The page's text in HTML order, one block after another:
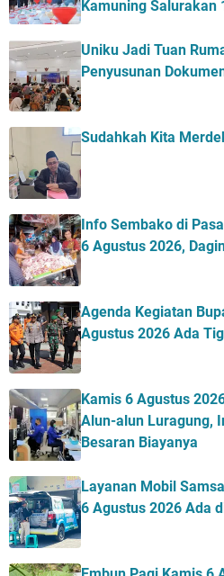
Kamuning Salurakan
Uniku Jadi Tuan
Penyusunan
Sudahkah Kita
Info Sembako di
6 Agustus 2026,
Agenda Kegiatan
Agustus 2026 Ada
Kamis 6 Agustus
Alun-alun Luragung,
Besaran Biayanya
Layanan Mobil
6 Agustus 2026 Ada